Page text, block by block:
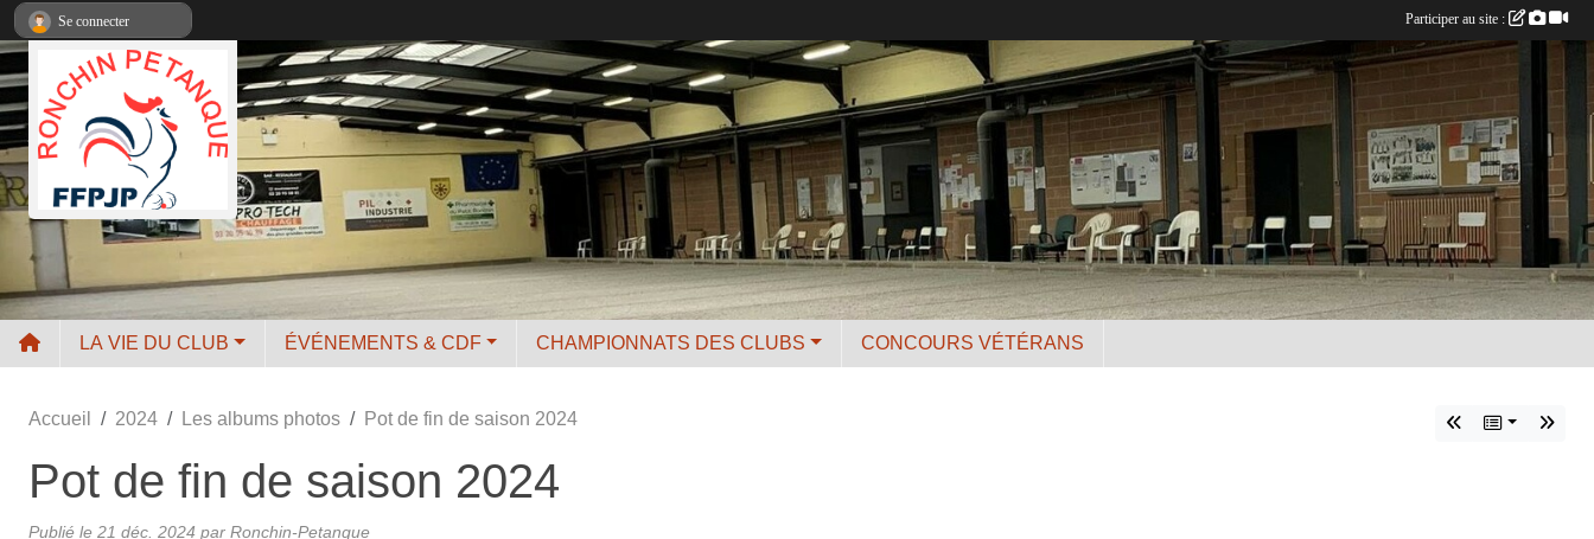
LA VIE DU CLUB ÉVÉNEMENTS & CDF CHAMPIONNATS DES CLUBS CONCOURS VÉTÉRANS
Accueil 2024 Les albums photos Pot de fin de saison 2024
Pot de fin de saison 2024
Publié le 21 déc. 2024 par Ronchin-Petanque
Se connecter Participer au site :
Panneau de gestion des cookies